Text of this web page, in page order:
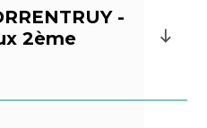
-
2ème